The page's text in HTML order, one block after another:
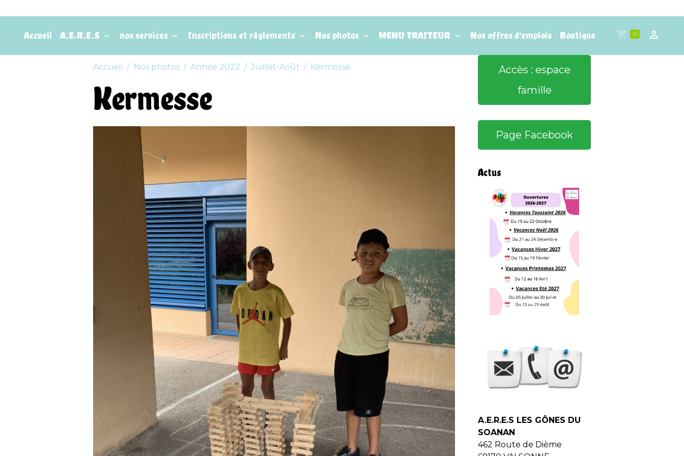
Accueil A.E.R.E.S nos services Inscriptions et règlements Nos photos MENU TRAITEUR Nos offres d'emplois Boutique 0
Accueil Nos photos Année 2022 Juillet-Août Kermesse
Kermesse
Accès : espace
famille
Page Facebook
Actus
A.E.R.E.S LES GÔNES DU
SOANAN
462 Route de Dième